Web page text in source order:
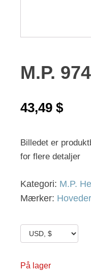
M.P. 974
43,49 $
Billedet er
for flere detaljer
Kategori: M.P.
Mærker: Hoveder
På lager